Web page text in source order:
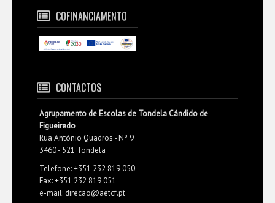
COFINANCIAMENTO
CONTACTOS
Agrupamento de Escolas de Tondela Cândido de
Figueiredo
Rua António Quadros - Nº 9
3460 - 521 Tondela
Telefone: +351 232 819 050
Fax: +351 232 819 051
e-mail: direcao@aetcf.pt